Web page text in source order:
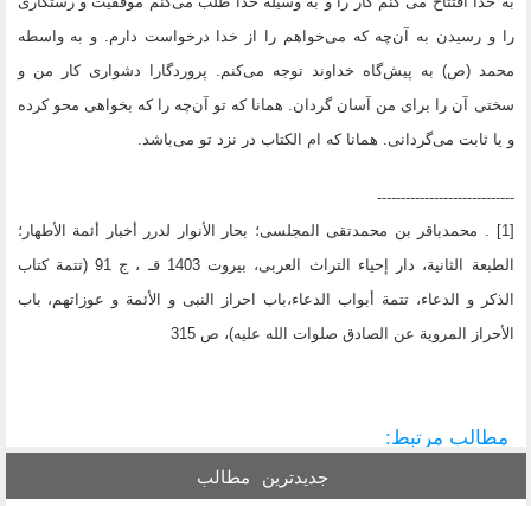
را و رسیدن به آن‌چه که می‌خواهم را از خدا درخواست دارم. و به واسطه
محمد (ص) به پیش‌گاه خداوند توجه می‌کنم. پروردگارا دشواری کار من و
سختی آن را برای من آسان گردان. همانا که تو آن‌چه را که بخواهی محو کرده
و یا ثابت می‌گردانی. همانا که ام الکتاب در نزد تو می‌باشد.
-----------------------------
[1] . محمدباقر بن محمدتقی المجلسی؛ بحار الأنوار لدرر أخبار أئمة الأطهار؛
الطبعة الثانیة، دار إحیاء التراث العربی، بیروت 1403 قـ ، ج 91 (تتمة کتاب
الذکر و الدعاء، تتمة أبواب الدعاء،باب احراز النبی و الأئمة و عوزاتهم، باب
الأحراز المرویة عن الصادق صلوات الله علیه)، ص 315
مطالب مرتبط:
جدیدترین مطالب